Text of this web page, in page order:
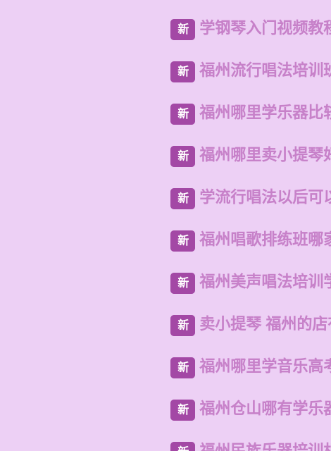
新 学钢琴入门视频教
新 福州流行唱法培训
新 福州哪里学乐器比
新 福州哪里卖小提琴
新 学流行唱法以后可
新 福州唱歌排练班哪
新 福州美声唱法培训
新 卖小提琴 福州的
新 福州哪里学音乐高
新 福州仓山哪有学乐